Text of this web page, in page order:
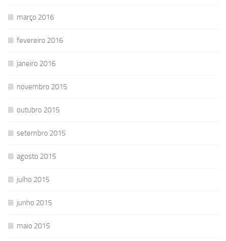
março 2016
fevereiro 2016
janeiro 2016
novembro 2015
outubro 2015
setembro 2015
agosto 2015
julho 2015
junho 2015
maio 2015